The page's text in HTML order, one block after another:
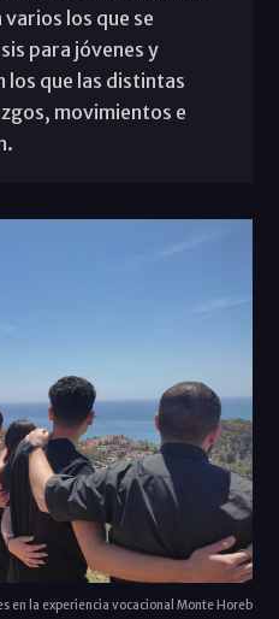
los que se
para jóvenes y
los que las distintas
movimientos e
en la experiencia vocacional Monte Horeb